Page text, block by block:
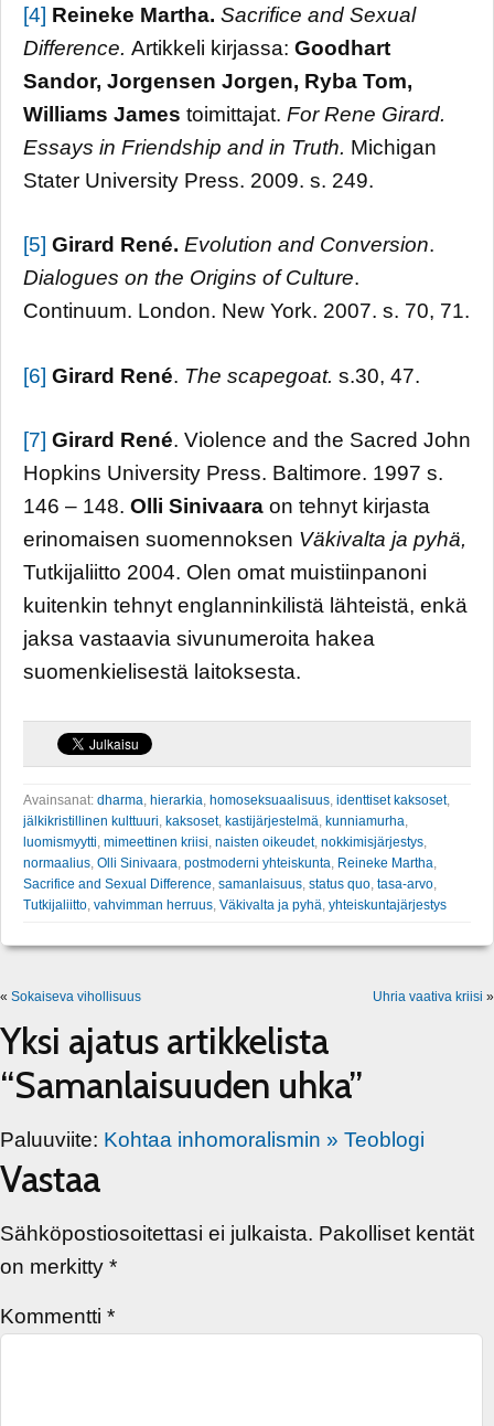
[4] Reineke Martha. Sacrifice and Sexual
Difference. Artikkeli kirjassa: Goodhart
Sandor, Jorgensen Jorgen, Ryba Tom,
Williams James toimittajat. For Rene Girard.
Essays in Friendship and in Truth. Michigan
Stater University Press. 2009. s. 249.
[5] Girard René. Evolution and Conversion.
Dialogues on the Origins of Culture.
Continuum. London. New York. 2007. s. 70, 71.
[6] Girard René. The scapegoat. s.30, 47.
[7] Girard René. Violence and the Sacred John
Hopkins University Press. Baltimore. 1997 s.
146 – 148. Olli Sinivaara on tehnyt kirjasta
erinomaisen suomennoksen Väkivalta ja pyhä,
Tutkijaliitto 2004. Olen omat muistiinpanoni
kuitenkin tehnyt englanninkilistä lähteistä, enkä
jaksa vastaavia sivunumeroita hakea
suomenkielisestä laitoksesta.
Avainsanat: dharma hierarkia homoseksuaalisuus identtiset kaksoset,
jälkikristillinen kulttuuri kaksoset, kastijärjestelmä kunniamurha
luomismyytti mimeettinen kriisi naisten oikeudet, nokkimisjärjestys
normaalius Olli Sinivaara postmoderni yhteiskunta Reineke Martha
Sacrifice and Sexual Difference samanlaisuus status quo tasa-arvo
Tutkijaliitto vahvimman herruus Väkivalta ja pyhä yhteiskuntajärjestys
« Sokaiseva vihollisuus Uhria vaativa kriisi »
Yksi ajatus artikkelista
“Samanlaisuuden uhka”
Paluuviite: Kohtaa inhomoralismin » Teoblogi
Vastaa
Sähköpostiosoitettasi ei julkaista. Pakolliset kentät
on merkitty *
Kommentti *